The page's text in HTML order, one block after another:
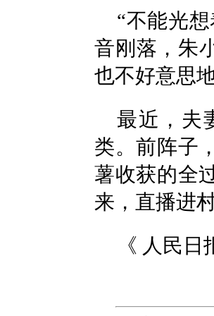
“不能光
音刚落，朱
也不好意思
最近，夫
类。前阵子
薯收获的全
来，直播进
《 人民